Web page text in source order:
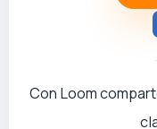
Con Loom